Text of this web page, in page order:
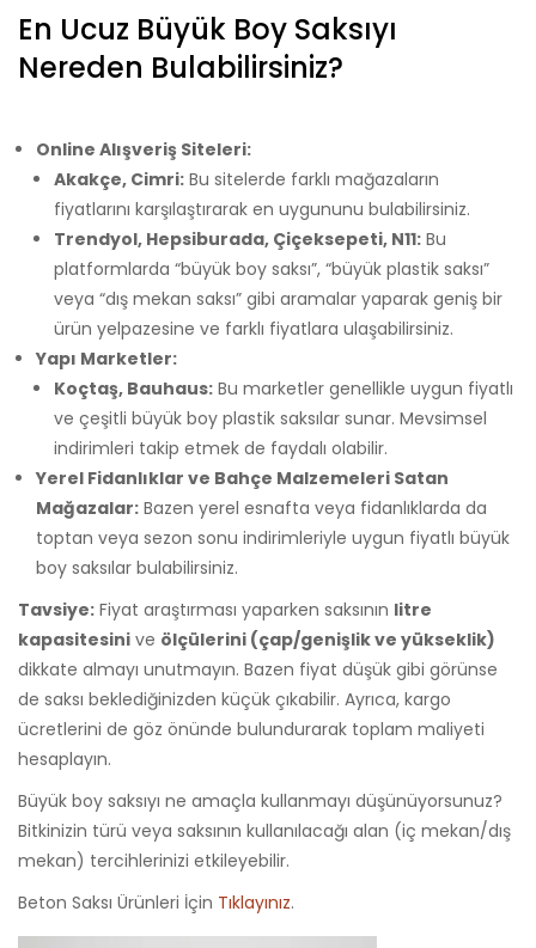
En Ucuz Büyük Boy Saksıyı
Nereden Bulabilirsiniz?
Online Alışveriş Siteleri:
Akakçe, Cimri: Bu sitelerde farklı mağazaların
fiyatlarını karşılaştırarak en uygununu bulabilirsiniz.
Trendyol, Hepsiburada, Çiçeksepeti, N11: Bu
platformlarda “büyük boy saksı”, “büyük plastik saksı”
veya “dış mekan saksı” gibi aramalar yaparak geniş bir
ürün yelpazesine ve farklı fiyatlara ulaşabilirsiniz.
Yapı Marketler:
Koçtaş, Bauhaus: Bu marketler genellikle uygun fiyatlı
ve çeşitli büyük boy plastik saksılar sunar. Mevsimsel
indirimleri takip etmek de faydalı olabilir.
Yerel Fidanlıklar ve Bahçe Malzemeleri Satan
Mağazalar: Bazen yerel esnafta veya fidanlıklarda da
toptan veya sezon sonu indirimleriyle uygun fiyatlı büyük
boy saksılar bulabilirsiniz.
Tavsiye: Fiyat araştırması yaparken saksının litre
kapasitesini ve ölçülerini (çap/genişlik ve yükseklik)
dikkate almayı unutmayın. Bazen fiyat düşük gibi görünse
de saksı beklediğinizden küçük çıkabilir. Ayrıca, kargo
ücretlerini de göz önünde bulundurarak toplam maliyeti
hesaplayın.
Büyük boy saksıyı ne amaçla kullanmayı düşünüyorsunuz?
Bitkinizin türü veya saksının kullanılacağı alan (iç mekan/dış
mekan) tercihlerinizi etkileyebilir.
Beton Saksı Ürünleri İçin Tıklayınız.